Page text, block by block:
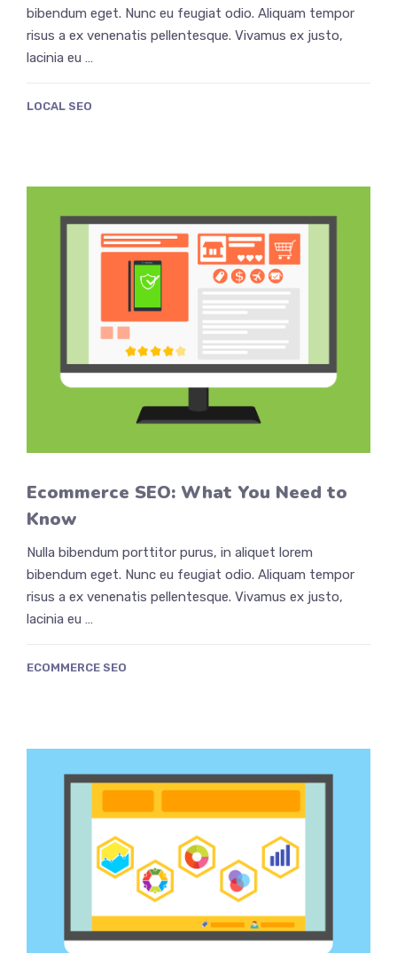
bibendum eget. Nunc eu feugiat odio. Aliquam tempor
risus a ex venenatis pellentesque. Vivamus ex justo,
lacinia eu …
LOCAL SEO
Ecommerce SEO: What You Need to
Know
Nulla bibendum porttitor purus, in aliquet lorem
bibendum eget. Nunc eu feugiat odio. Aliquam tempor
risus a ex venenatis pellentesque. Vivamus ex justo,
lacinia eu …
ECOMMERCE SEO